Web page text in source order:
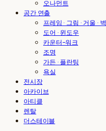
오나먼트
공간 연출
프레임 · 그림 · 거울 · 벽
도어 · 윈도우
카운터-워크
조명
가든 · 플란팅
욕실
전시장
아카이브
아티클
렌탈
더스테이블